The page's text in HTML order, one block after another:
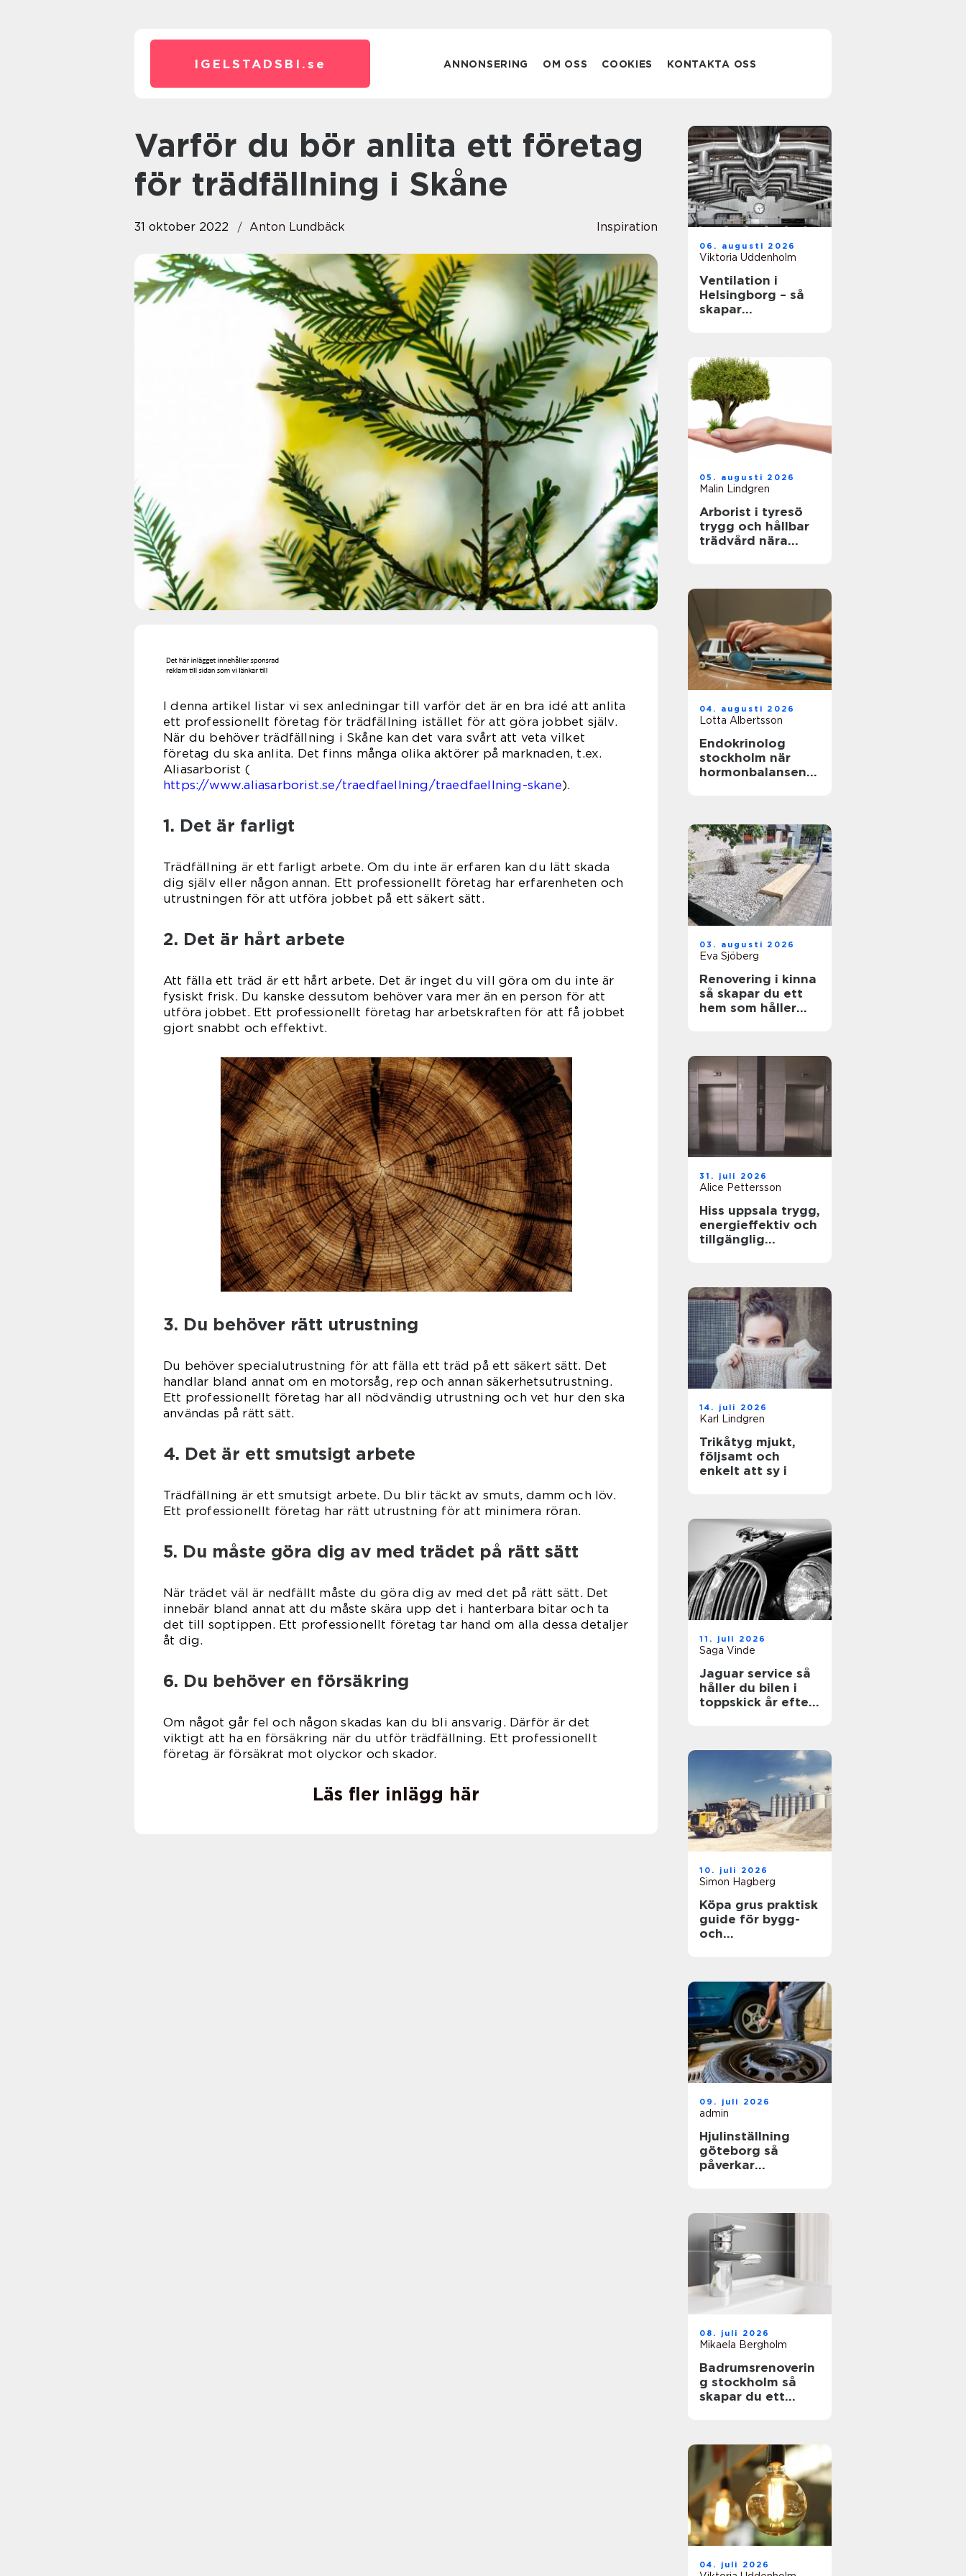
IGELSTADSBI. se ANNONSERING OM OSS COOKIES KONTAKTA OSS
Varför du bör anlita ett företag
för trädfällning i Skåne
31 oktober 2022 Anton Lundbäck Inspiration
I denna artikel listar vi sex anledningar till varför det är en bra idé att anlita
ett professionellt företag för trädfällning istället för att göra jobbet själv.
När du behöver trädfällning i Skåne kan det vara svårt att veta vilket
företag du ska anlita. Det finns många olika aktörer på marknaden, t.ex.
Aliasarborist (
https://www.aliasarborist.se/traedfaellning/traedfaellning-skane).
1. Det är farligt
Trädfällning är ett farligt arbete. Om du inte är erfaren kan du lätt skada
dig själv eller någon annan. Ett professionellt företag har erfarenheten och
utrustningen för att utföra jobbet på ett säkert sätt.
2. Det är hårt arbete
Att fälla ett träd är ett hårt arbete. Det är inget du vill göra om du inte är
fysiskt frisk. Du kanske dessutom behöver vara mer än en person för att
utföra jobbet. Ett professionellt företag har arbetskraften för att få jobbet
gjort snabbt och effektivt.
3. Du behöver rätt utrustning
Du behöver specialutrustning för att fälla ett träd på ett säkert sätt. Det
handlar bland annat om en motorsåg, rep och annan säkerhetsutrustning.
Ett professionellt företag har all nödvändig utrustning och vet hur den ska
användas på rätt sätt.
4. Det är ett smutsigt arbete
Trädfällning är ett smutsigt arbete. Du blir täckt av smuts, damm och löv.
Ett professionellt företag har rätt utrustning för att minimera röran.
5. Du måste göra dig av med trädet på rätt sätt
När trädet väl är nedfällt måste du göra dig av med det på rätt sätt. Det
innebär bland annat att du måste skära upp det i hanterbara bitar och ta
det till soptippen. Ett professionellt företag tar hand om alla dessa detaljer
åt dig.
6. Du behöver en försäkring
Om något går fel och någon skadas kan du bli ansvarig. Därför är det
viktigt att ha en försäkring när du utför trädfällning. Ett professionellt
företag är försäkrat mot olyckor och skador.
Läs fler inlägg här
06. augusti 2026
Viktoria Uddenholm
Ventilation i
Helsingborg – så
skapar
miljöer
05. augusti 2026
Malin Lindgren
Arborist i tyresö
trygg och hållbar
trädvård nära
04. augusti 2026
Lotta Albertsson
Endokrinolog
stockholm när
hormonbalansen
03. augusti 2026
Eva Sjöberg
Renovering i kinna
så skapar du ett
hem som håller
31. juli 2026
Alice Pettersson
Hiss uppsala trygg,
energieffektiv och
tillgänglig
14. juli 2026
Karl Lindgren
Trikåtyg mjukt,
följsamt och
enkelt att sy i
11. juli 2026
Saga Vinde
Jaguar service så
håller du bilen i
toppskick år efter
10. juli 2026
Simon Hagberg
Köpa grus praktisk
guide för bygg-
och
09. juli 2026
admin
Hjulinställning
göteborg så
påverkar
08. juli 2026
Mikaela Bergholm
Badrumsrenoverin
g stockholm så
skapar du ett
04. juli 2026